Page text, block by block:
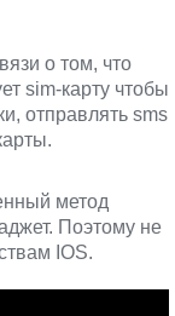
о том, что
sim-карту чтобы
отправлять sms
метод
Поэтому не
IOS.